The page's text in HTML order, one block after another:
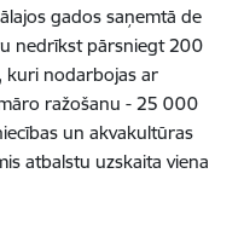
gados saņemtā de
nedrīkst pārsniegt 200
kuri nodarbojas ar
ražošanu - 25 000
un akvakultūras
atbalstu uzskaita viena